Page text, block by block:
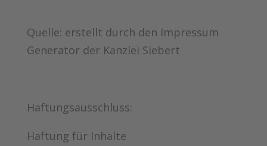
Quelle: erstellt durch den Impressum
Generator der Kanzlei Siebert
Haftungsausschluss:
Haftung für Inhalte